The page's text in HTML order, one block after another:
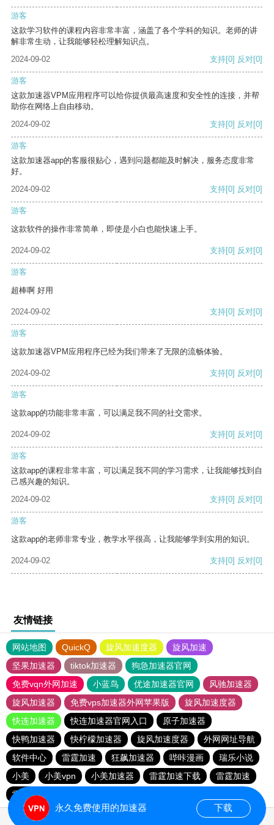
游客
这款学习软件的课程内容非常丰富，涵盖了各个学科的知识。老师的讲
解非常生动，让我能够轻松理解知识点。
2024-09-02
支持[0] 反对[0]
游客
这款加速器VPM应用程序可以给你提供最高速度和安全性的连接，并帮
助你在网络上自由移动。
2024-09-02
支持[0] 反对[0]
游客
这款加速器app的客服很贴心，遇到问题都能及时解决，服务态度非常
好。
2024-09-02
支持[0] 反对[0]
游客
这款软件的操作非常简单，即使是小白也能快速上手。
2024-09-02 支持[0] 反对[0]
游客
超棒啊 好用
2024-09-02 支持[0] 反对[0]
游客
这款加速器VPM应用程序已经为我们带来了无限的流畅体验。
2024-09-02 支持[0] 反对[0]
游客
这款app的功能非常丰富，可以满足我不同的社交需求。
2024-09-02 支持[0] 反对[0]
游客
这款app的课程非常丰富，可以满足我不同的学习需求，让我能够找到自
己感兴趣的知识。
2024-09-02
支持[0] 反对[0]
游客
这款app的老师非常专业，教学水平很高，让我能够学到实用的知识。
2024-09-02 支持[0] 反对[0]
友情链接
网站地图 QuickQ 旋风加速度器
旋风加速
坚果加速器
tiktok加速器
狗急加速器官网
免费vqn外网加速
小蓝鸟 优途加速器官网
风驰加速器
旋风加速器
免费vps加速器外网苹果版
旋风加速度器
快连加速器
快连加速器官网入口
原子加速器
快鸭加速器
快柠檬加速器 旋风加速度器
外网网址导航
软件中心
雷霆加速 狂飙加速器 哔咔漫画
瑞乐小说
小美
小美vpn 小美加速器 雷霆加速下载
雷霆加速
雷霆加速版ins
永久免费使用的加速器 下载